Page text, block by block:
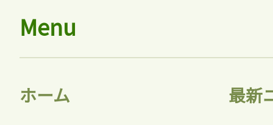
Menu
ホーム 最新